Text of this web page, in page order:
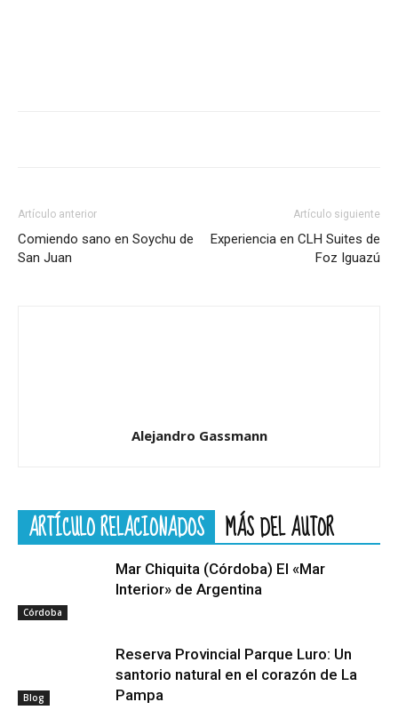
Artículo anterior
Comiendo sano en Soychu de
San Juan
Artículo siguiente
Experiencia en CLH Suites de
Foz Iguazú
Alejandro Gassmann
ARTÍCULO RELACIONADOS MÁS DEL AUTOR
Córdoba
Mar Chiquita (Córdoba) El «Mar
Interior» de Argentina
Blog
Reserva Provincial Parque Luro: Un
santorio natural en el corazón de La
Pampa